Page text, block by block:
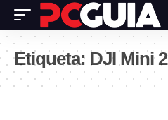
Etiqueta: DJI Mini 2